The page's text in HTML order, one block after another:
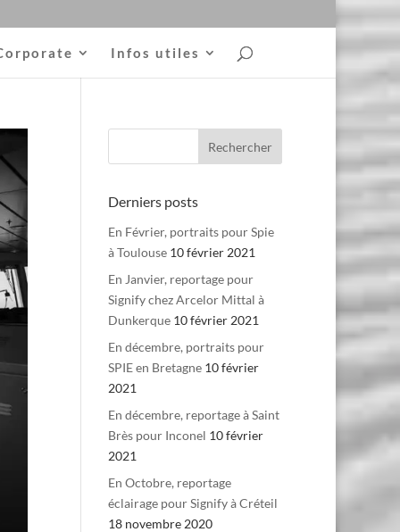
Infos utiles
Derniers posts
En Février, portraits pour Spie
à Toulouse 10 février 2021
En Janvier, reportage pour
Signify chez Arcelor Mittal à
Dunkerque 10 février 2021
En décembre, portraits pour
SPIE en Bretagne 10 février
2021
En décembre, reportage à Saint
Brès pour Inconel 10 février
2021
En Octobre, reportage
éclairage pour Signify à Créteil
18 novembre 2020